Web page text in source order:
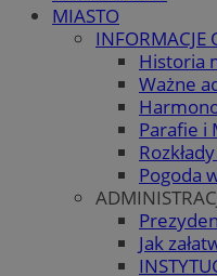
MIASTO
INFORMACJE
Historia
Ważne
Parafie i
Pogoda
Jak